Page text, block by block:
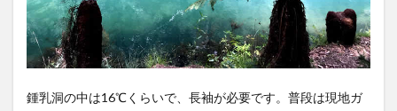
鍾乳洞の中は16℃くらいで、長袖が必要です。普段は現地ガ